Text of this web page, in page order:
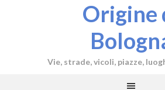
Origine
Vie, strade, vicoli, piazze,